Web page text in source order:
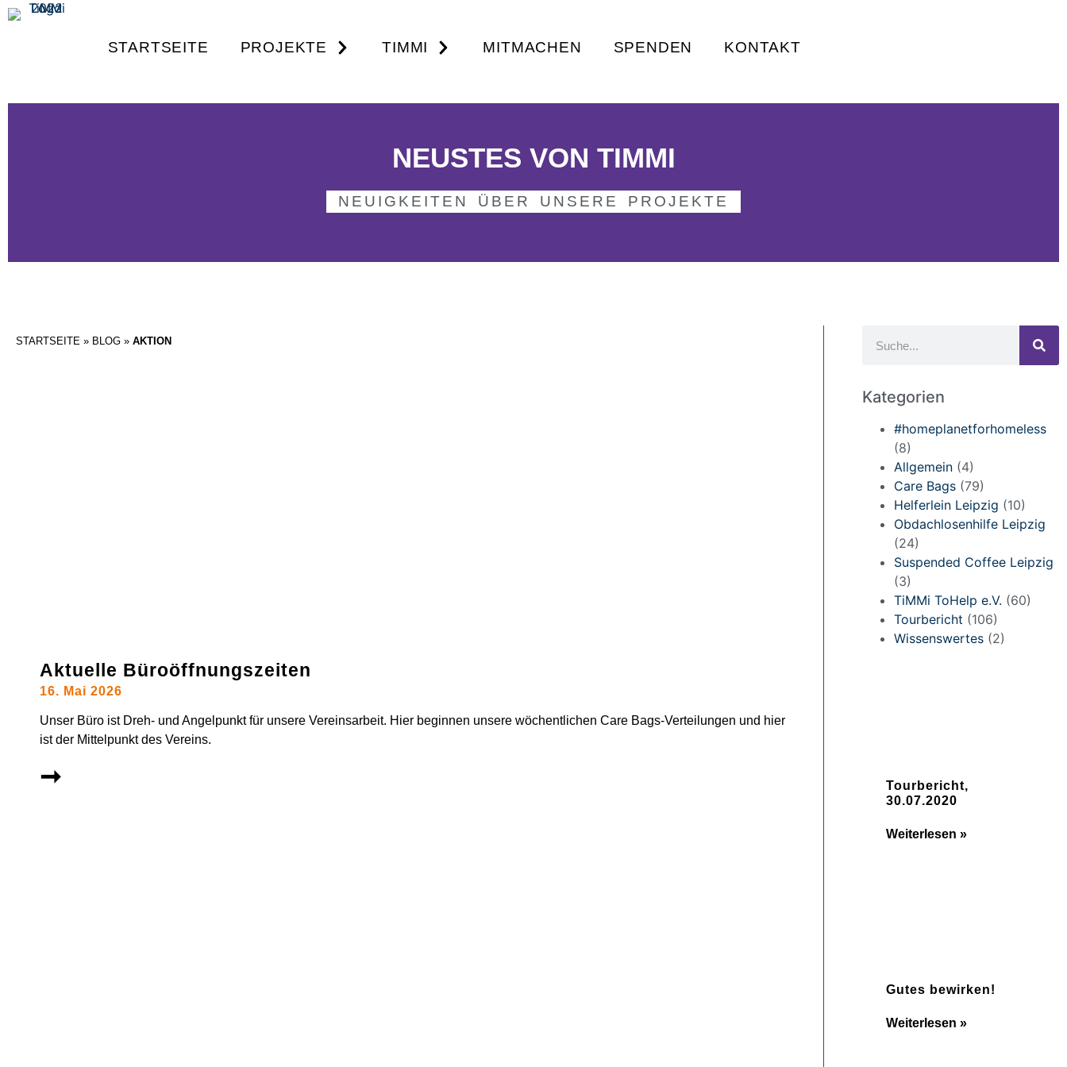
STARTSEITE PROJEKTE TIMMI MITMACHEN SPENDEN KONTAKT
NEUSTES VON TIMMI
NEUIGKEITEN ÜBER UNSERE PROJEKTE
STARTSEITE » BLOG » AKTION
Aktuelle Büroöffnungszeiten
16. Mai 2026
Unser Büro ist Dreh- und Angelpunkt für unsere Vereinsarbeit. Hier beginnen unsere wöchentlichen Care Bags-Verteilungen und hier
ist der Mittelpunkt des Vereins.
➞
Kategorien
#homeplanetforhomeless
(8)
Allgemein (4)
Care Bags (79)
Helferlein Leipzig (10)
Obdachlosenhilfe Leipzig
(24)
Suspended Coffee Leipzig
(3)
TiMMi ToHelp e.V. (60)
Tourbericht (106)
Wissenswertes (2)
Tourbericht,
30.07.2020
Weiterlesen »
Gutes bewirken!
Weiterlesen »